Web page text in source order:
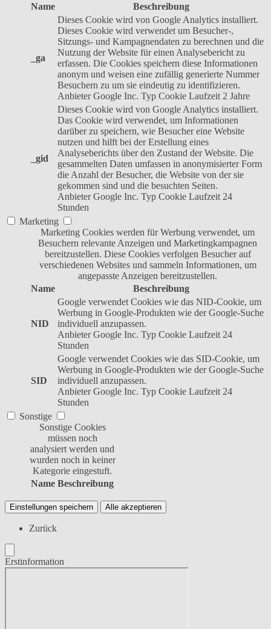
Name
Beschreibung
_ga
Dieses Cookie wird von Google Analytics installiert.
Dieses Cookie wird verwendet um Besucher-,
Sitzungs- und Kampagnendaten zu berechnen und die
Nutzung der Website für einen Analysebericht zu
erfassen. Die Cookies speichern diese Informationen
anonym und weisen eine zufällig generierte Nummer
Besuchern zu um sie eindeutig zu identifizieren.
Anbieter Google Inc. Typ Cookie Laufzeit 2 Jahre
_gid
Dieses Cookie wird von Google Analytics installiert.
Das Cookie wird verwendet, um Informationen
darüber zu speichern, wie Besucher eine Website
nutzen und hilft bei der Erstellung eines
Analyseberichts über den Zustand der Website. Die
gesammelten Daten umfassen in anonymisierter Form
die Anzahl der Besucher, die Website von der sie
gekommen sind und die besuchten Seiten.
Anbieter Google Inc. Typ Cookie Laufzeit 24
Stunden
Marketing
Marketing Cookies werden für Werbung verwendet, um
Besuchern relevante Anzeigen und Marketingkampagnen
bereitzustellen. Diese Cookies verfolgen Besucher auf
verschiedenen Websites und sammeln Informationen, um
angepasste Anzeigen bereitzustellen.
Name
Beschreibung
NID
Google verwendet Cookies wie das NID-Cookie, um
Werbung in Google-Produkten wie der Google-Suche
individuell anzupassen.
Anbieter Google Inc. Typ Cookie Laufzeit 24
Stunden
SID
Google verwendet Cookies wie das SID-Cookie, um
Werbung in Google-Produkten wie der Google-Suche
individuell anzupassen.
Anbieter Google Inc. Typ Cookie Laufzeit 24
Stunden
Sonstige
Sonstige Cookies
müssen noch
analysiert werden und
wurden noch in keiner
Kategorie eingestuft.
Name Beschreibung
Einstellungen speichern Alle akzeptieren
Zurück
Erstinformation